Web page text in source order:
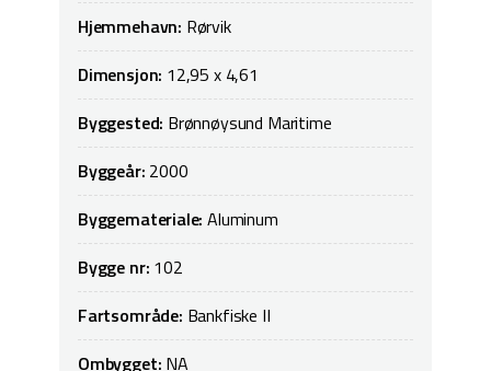
Hjemmehavn: Rørvik
Dimensjon: 12,95 x 4,61
Byggested: Brønnøysund Maritime
Byggeår: 2000
Byggemateriale:Aluminum
Bygge nr: 102
Fartsområde: Bankfiske II
Ombygget: NA